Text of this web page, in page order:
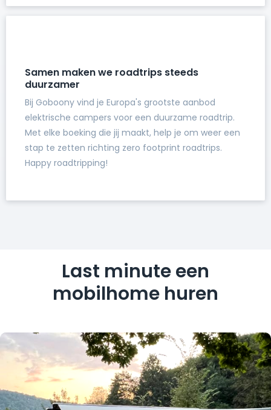
Samen maken we roadtrips steeds
duurzamer
Bij Goboony vind je Europa's grootste aanbod
elektrische campers voor een duurzame roadtrip.
Met elke boeking die jij maakt, help je om weer een
stap te zetten richting zero footprint roadtrips.
Happy roadtripping!
Last minute een
mobilhome huren